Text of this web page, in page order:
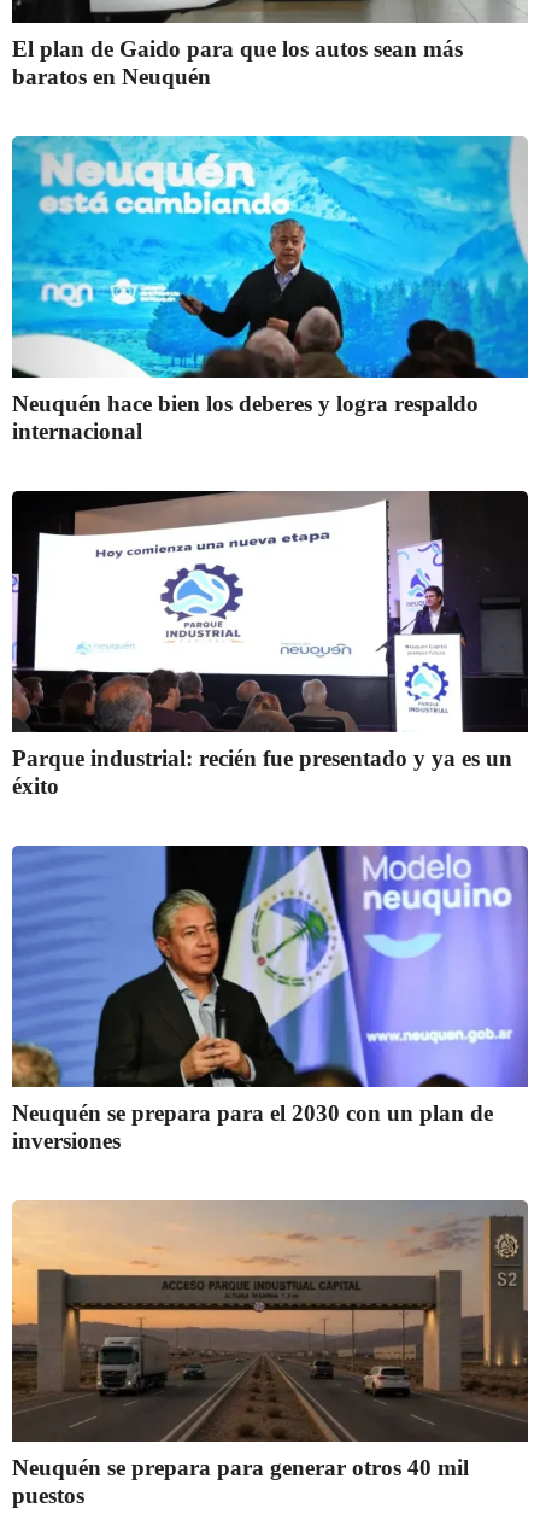
El plan de Gaido para que los autos sean más
baratos en Neuquén
Neuquén hace bien los deberes y logra respaldo
internacional
Parque industrial: recién fue presentado y ya es un
éxito
Neuquén se prepara para el 2030 con un plan de
inversiones
Neuquén se prepara para generar otros 40 mil
puestos